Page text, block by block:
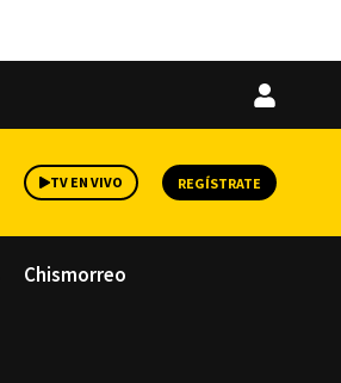
Iniciar
TV EN VIVO REGÍSTRATE
Chismorreo